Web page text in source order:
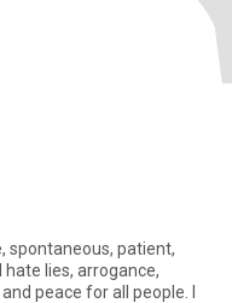
spontaneous, patient,